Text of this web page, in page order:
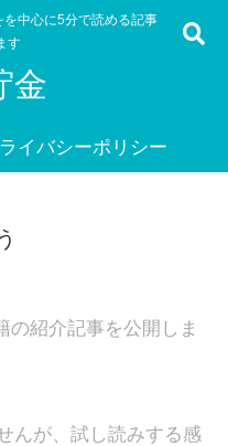
中心に5分で読める記事
す
金
イバシーポリシー
紹介記事を公開しま
んが、試し読みする感